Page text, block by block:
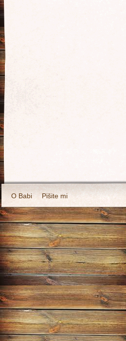
O Babi Pišite mi